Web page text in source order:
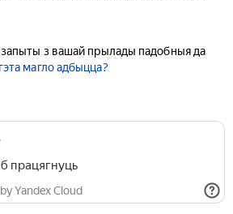
з вашай прылады падобныя да
магло адбыцца?
працягнуць
Yandex Cloud